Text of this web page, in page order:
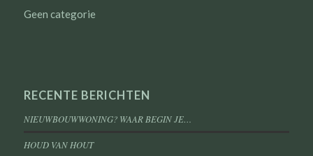
Geen categorie
RECENTE BERICHTEN
NIEUWBOUWWONING? WAAR BEGIN JE…
HOUD VAN HOUT